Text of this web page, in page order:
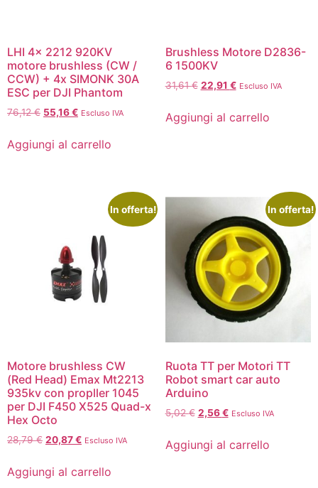
LHI 4x 2212 920KV
motore brushless (CW /
CCW) + 4x SIMONK 30A
ESC per DJI Phantom
76,12€ 55,16€ Escluso IVA
Aggiungi al carrello
Brushless Motore D2836-
6 1500KV
31,61€ 22,91 € Escluso IVA
Aggiungi al carrello
In offerta!
Motore brushless CW
(Red Head) Emax Mt2213
935kv con propller 1045
per DJI F450 X525 Quad-x
Hex Octo
28,79€ 20,87€ Escluso IVA
Aggiungi al carrello
In offerta!
Ruota TT per Motori TT
Robot smart car auto
Arduino
5,02€ 2,56€ Escluso IVA
Aggiungi al carrello